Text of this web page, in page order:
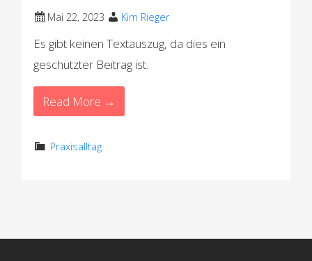
Mai 22, 2023 Kim Rieger
Es gibt keinen Textauszug, da dies ein
geschützter Beitrag ist.
Read More →
Praxisalltag